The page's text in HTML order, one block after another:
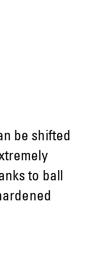
be shifted
to ball